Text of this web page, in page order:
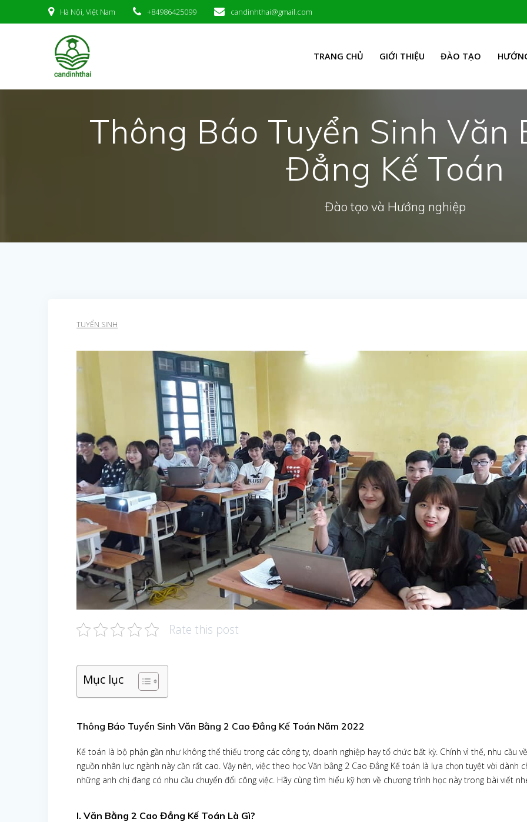
to
Hà Nội, Việt Nam +84986425099 candinhthai@gmail.com
TRANG CHỦ GIỚI THIỆU ĐÀO TẠO
Thông Báo Tuyển Sinh Văn
Đẳng Kế Toán
Đào tạo và Hướng nghiệp
TUYỂN SINH
Rate this post
Mục lục
Thông Báo Tuyển Sinh Văn Bằng 2 Cao Đẳng Kế Toán Năm 2022
Kế toán là bộ phận gần như không thể thiếu trong các công ty, doanh nghiệp hay tổ chức bất kỳ. Chính vì thế, nhu cầu
nguồn nhân lực ngành này cần rất cao. Vậy nên, việc theo học Văn bằng 2 Cao Đẳng Kế toán là lựa chọn tuyệt vời dành
những anh chị đang có nhu cầu chuyển đổi công việc. Hãy cùng tìm hiểu kỹ hơn về chương trình học này trong bài viết
I. Văn Bằng 2 Cao Đẳng Kế Toán Là Gì?